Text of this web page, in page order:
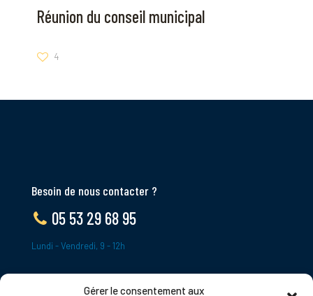
Gérer le consentement aux
Réunion du conseil municipal
4
Besoin de nous contacter ?
05 53 29 68 95
Lundi - Vendredi, 9 - 12h